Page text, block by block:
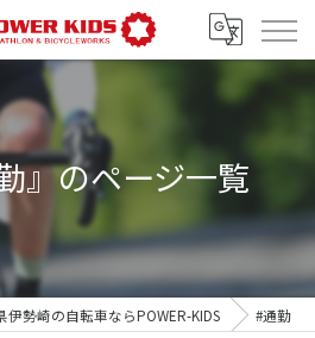
』のページ一覧
伊勢崎の自転車ならPOWER-KIDS #通勤